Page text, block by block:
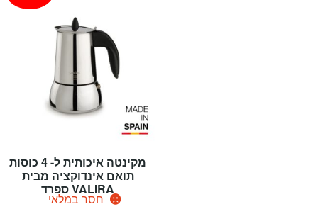
מקינטה איכותית ל- 4 כוסות
תואם אינדוקציה מבית
VALIRA ספרד
חסר במלאי